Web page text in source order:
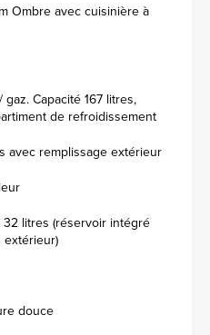
Ombre avec cuisinière à
Capacité 167 litres,
de refroidissement
avec remplissage extérieur
litres (réservoir intégré
extérieur)
douce